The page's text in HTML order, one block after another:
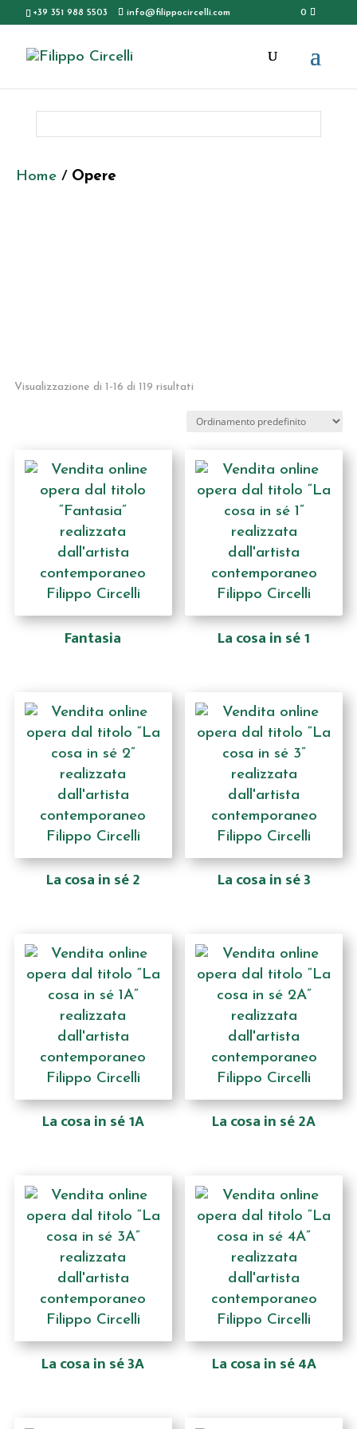
+39 351 988 5503 info@filippocircelli.com 0
Tutte le opere di Filippo
Circelli
Home / Opere
Visualizzazione di 1-16 di 119 risultati
Fantasia La cosa in sé 1
La cosa in sé 2 La cosa in sé 3
La cosa in sé 1A La cosa in sé 2A
La cosa in sé 3A La cosa in sé 4A